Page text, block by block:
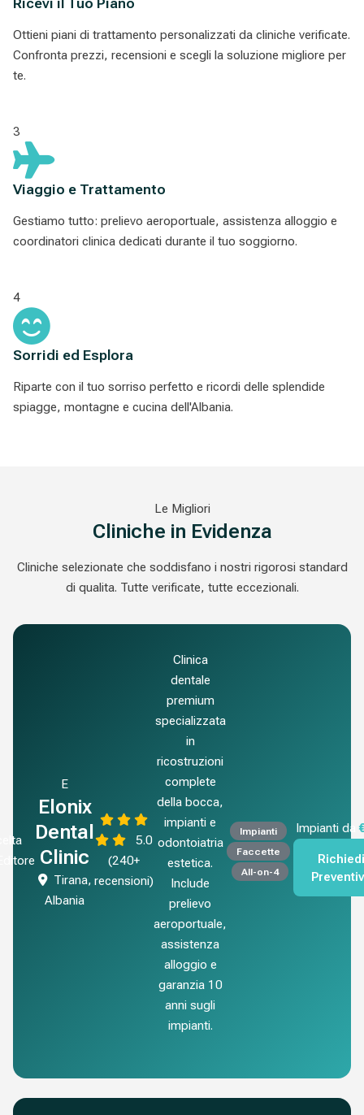
Ottieni piani di trattamento personalizzati da cliniche verificate.
Confronta prezzi, recensioni e scegli la soluzione migliore per
te.
3
Viaggio e Trattamento
Gestiamo tutto: prelievo aeroportuale, assistenza alloggio e
coordinatori clinica dedicati durante il tuo soggiorno.
4
Sorridi ed Esplora
Riparte con il tuo sorriso perfetto e ricordi delle splendide
spiagge, montagne e cucina dell'Albania.
Le Migliori
Cliniche in Evidenza
Cliniche selezionate che soddisfano i nostri rigorosi standard
di qualita. Tutte verificate, tutte eccezionali.
E
Elonix
Dental
Clinic
Tirana,
Albania
5.0
(240+
recensioni)
Clinica
dentale
premium
specializzata
in
ricostruzioni
complete
della bocca,
impianti e
odontoiatria
estetica.
Include
prelievo
aeroportuale,
assistenza
alloggio e
garanzia 10
anni sugli
impianti.
Impianti
Faccette
All-on-4
Impianti da
Richiedi